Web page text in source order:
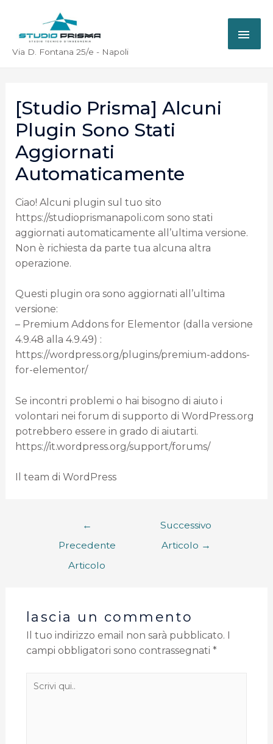
Via D. Fontana 25/e - Napoli
[Studio Prisma] Alcuni
Plugin Sono Stati
Aggiornati
Automaticamente
Ciao! Alcuni plugin sul tuo sito
https://studioprismanapoli.com sono stati
aggiornati automaticamente all’ultima versione.
Non è richiesta da parte tua alcuna altra
operazione.
Questi plugin ora sono aggiornati all’ultima
versione:
– Premium Addons for Elementor (dalla versione
4.9.48 alla 4.9.49) :
https://wordpress.org/plugins/premium-addons-
for-elementor/
Se incontri problemi o hai bisogno di aiuto i
volontari nei forum di supporto di WordPress.org
potrebbero essere in grado di aiutarti.
https://it.wordpress.org/support/forums/
Il team di WordPress
←
Precedente
Articolo
Successivo
Articolo →
lascia un commento
Il tuo indirizzo email non sarà pubblicato.
campi obbligatori sono contrassegnati *